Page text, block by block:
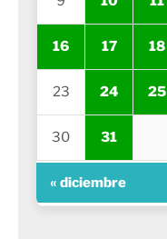
16 17 18
23 24 25
30 31
« diciembre